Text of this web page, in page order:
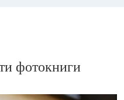
фотокниги